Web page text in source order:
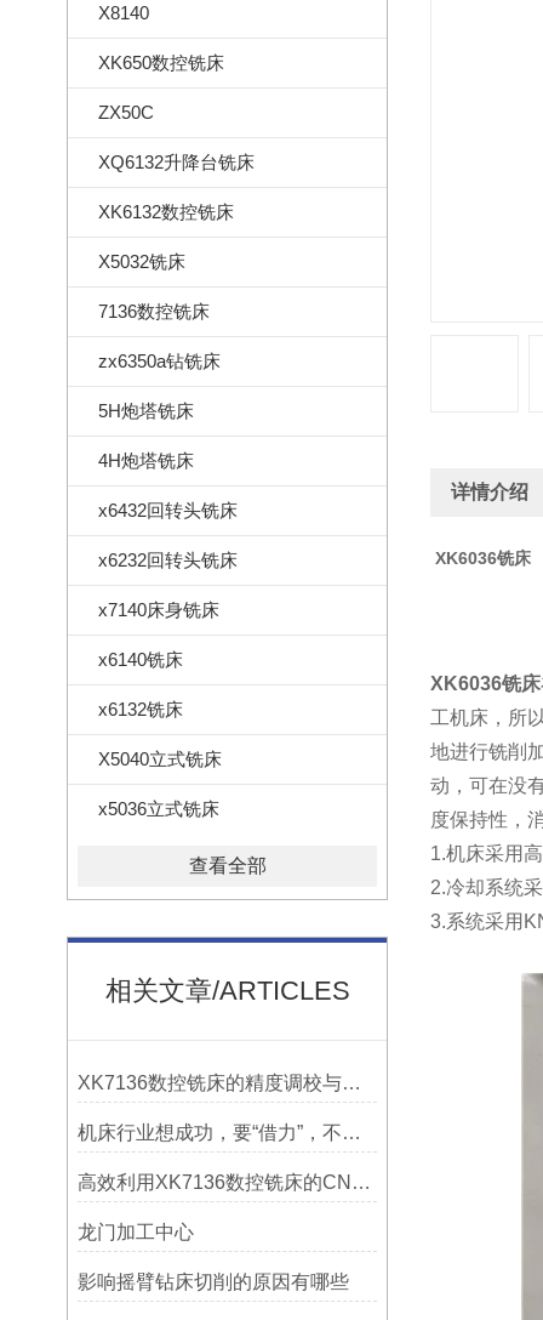
X8140
XK650数控铣床
ZX50C
XQ6132升降台铣床
XK6132数控铣床
X5032铣床
7136数控铣床
zx6350a钻铣床
5H炮塔铣床
4H炮塔铣床
x6432回转头铣床
x6232回转头铣床
x7140床身铣床
x6140铣床
x6132铣床
X5040立式铣床
x5036立式铣床
查看全部
相关文章/ARTICLES
XK7136数控铣床的精度调校与性能优化
机床行业想成功，要“借力”，不要“尽力”！
高效利用XK7136数控铣床的CNC系统？
龙门加工中心
影响摇臂钻床切削的原因有哪些
详情介绍
XK6036铣床
XK6036铣床
工机床，所
地进行铣削
动，可在没
度保持性，
1.机床采用
2.冷却系统
3.系统采用